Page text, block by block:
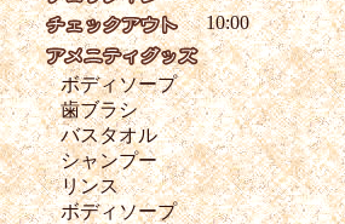
10:00
ボディソープ
歯ブラシ
バスタオル
シャンプー
リンス
ボディソープ